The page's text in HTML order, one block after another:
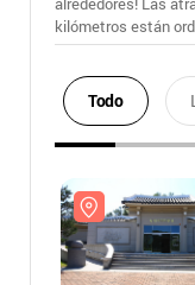
kilómetros están
Todo